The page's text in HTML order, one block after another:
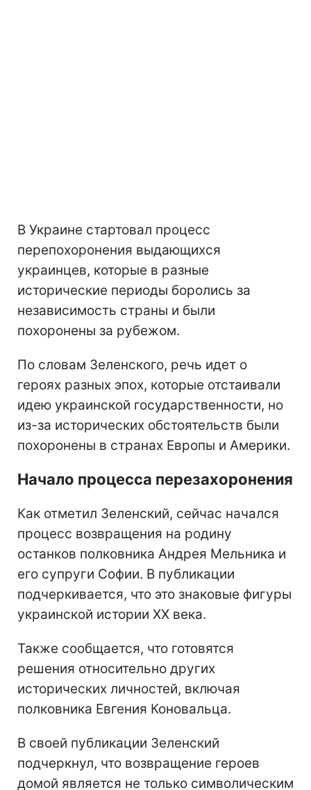
В Украине стартовал процесс
перепохоронения выдающихся
украинцев, которые в разные
исторические периоды боролись за
независимость страны и были
похоронены за рубежом.
По словам Зеленского, речь идет о
героях разных эпох, которые отстаивали
идею украинской государственности, но
из-за исторических обстоятельств были
похоронены в странах Европы и Америки.
Начало процесса перезахоронения
Как отметил Зеленский, сейчас начался
процесс возвращения на родину
останков полковника Андрея Мельника и
его супруги Софии. В публикации
подчеркивается, что это знаковые фигуры
украинской истории XX века.
Также сообщается, что готовятся
решения относительно других
исторических личностей, включая
полковника Евгения Коновальца.
В своей публикации Зеленский
подчеркнул, что возвращение героев
домой является не только символическим